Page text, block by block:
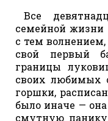
Все
семейной жизни
с тем
свой первый
границы
своих любимых
горшки,
было иначе —
смутную